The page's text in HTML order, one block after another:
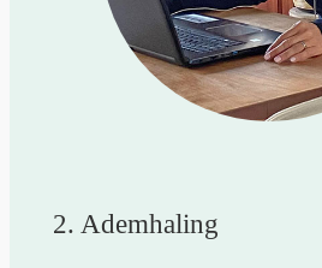
2. Ademhaling